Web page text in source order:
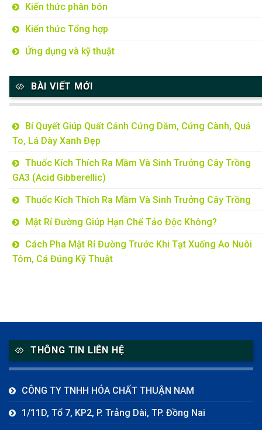
Kiến thức phân bón
Kiến thức Tổng hợp
Ứng dụng và kỹ thuật
BÀI VIẾT MỚI
Bí Quyết Giúp Quất Cảnh Cứng Dăm, Cứng Cành, Quả
To, Lá Dày Xanh Đẹp
Thuốc Kích Thích Ra Mầm Và Sinh Trưởng Cây Trồng
GA3 (Acid Gibberellic)
Thuốc Kích Thích Ra Mầm Và Sinh Trưởng Cây Trồng
Mật Rỉ Đường Giúp Hạn Chế Tảo Độc Không?
Cách Pha Mật Rỉ Đường Trước Khi Tạt Xuống Ao Nuôi
Tôm, Cá Đúng Kỹ Thuật
THÔNG TIN LIÊN HỆ
CÔNG TY TNHH HÓA CHẤT THUẬN NAM
1/11D, Tổ 7, KP2, P. Trảng Dài, TP. Đồng Nai